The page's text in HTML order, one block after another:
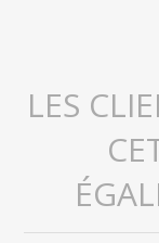
LES